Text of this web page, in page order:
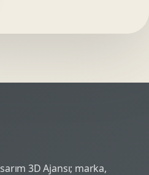
3D Ajansı; marka,